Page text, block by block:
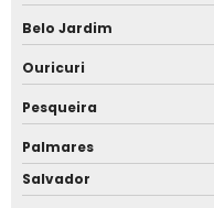
Mini torniquete para
Totem controle de
Totem para cancela
Fornecedor de bloqueio
Belo Jardim
Ouricuri
Pesqueira
Palmares
Salvador